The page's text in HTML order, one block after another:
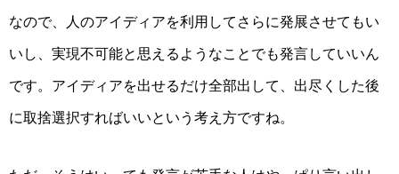
なので、人のアイディアを利用してさらに発展させてもい
いし、実現不可能と思えるようなことでも発言していいん
です。アイディアを出せるだけ全部出して、出尽くした後
に取捨選択すればいいという考え方ですね。